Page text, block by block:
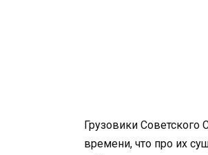
Грузовики
времени, что про их